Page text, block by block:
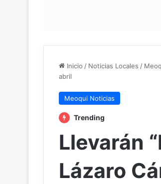
Inicio / Noticias Locales /
abril
Meoqui Noticias
Trending
Llevarán
Lázaro